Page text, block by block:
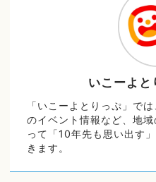
いこーよと
「いこーよとりっぷ」で
のイベント情報など、地
って「10年先も思い出す
きます。